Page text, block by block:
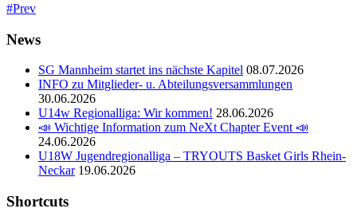
Prev
News
SG Mannheim startet ins nächste Kapitel 08.07.2026
INFO zu Mitglieder- u. Abteilungsversammlungen
30.06.2026
U14w Regionalliga: Wir kommen! 28.06.2026
📣 Wichtige Information zum NeXt Chapter Event 📣
24.06.2026
U18W Jugendregionalliga – TRYOUTS Basket Girls Rhein-
Neckar 19.06.2026
Shortcuts